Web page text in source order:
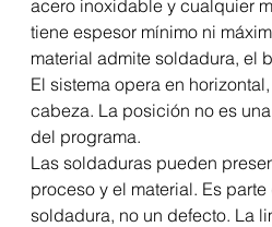
acero inoxidable y cualquier
tiene espesor mínimo ni
material admite soldadura, el
El sistema opera en
cabeza. La posición no es
del programa.
Las soldaduras pueden
proceso y el material. Es
soldadura, no un defecto. La